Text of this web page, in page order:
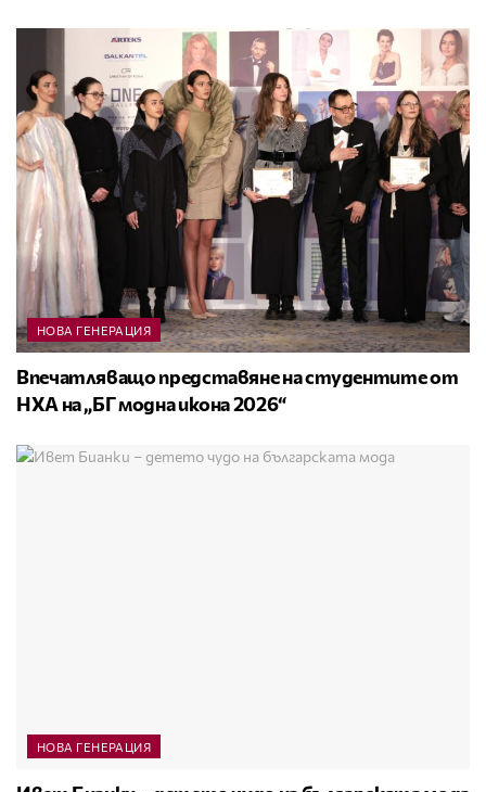
НОВА ГЕНЕРАЦИЯ
Впечатляващо представяне на студентите от
НХА на „БГ модна икона 2026“
НОВА ГЕНЕРАЦИЯ